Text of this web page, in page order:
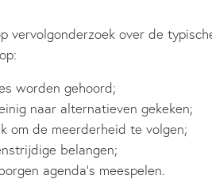
vervolgonderzoek over de
worden gehoord;
naar alternatieven gekeken;
om de meerderheid te volgen;
belangen;
agenda’s meespelen.